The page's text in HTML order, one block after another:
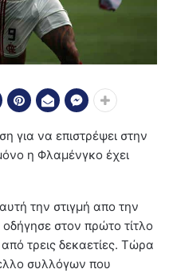
για να επιστρέψει στην
η Φλαμένγκο έχει
την στιγμή απο την
στον πρώτο τίτλο
τρεις δεκαετίες. Τώρα
συλλόγων που